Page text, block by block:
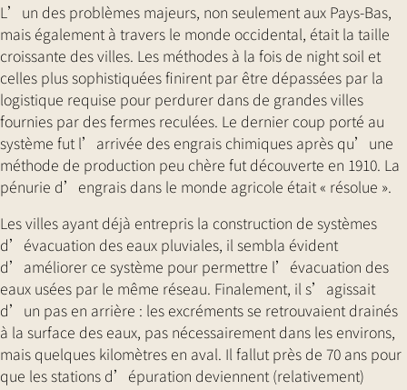
L’un des problèmes majeurs, non seulement aux Pays-Bas,
mais également à travers le monde occidental, était la taille
croissante des villes. Les méthodes à la fois de night soil et
celles plus sophistiquées finirent par être dépassées par la
logistique requise pour perdurer dans de grandes villes
fournies par des fermes reculées. Le dernier coup porté au
système fut l’arrivée des engrais chimiques après qu’une
méthode de production peu chère fut découverte en 1910. La
pénurie d’engrais dans le monde agricole était « résolue ».
Les villes ayant déjà entrepris la construction de systèmes
d’évacuation des eaux pluviales, il sembla évident
d’améliorer ce système pour permettre l’évacuation des
eaux usées par le même réseau. Finalement, il s’agissait
d’un pas en arrière : les excréments se retrouvaient drainés
à la surface des eaux, pas nécessairement dans les environs,
mais quelques kilomètres en aval. Il fallut près de 70 ans pour
que les stations d’épuration deviennent (relativement)